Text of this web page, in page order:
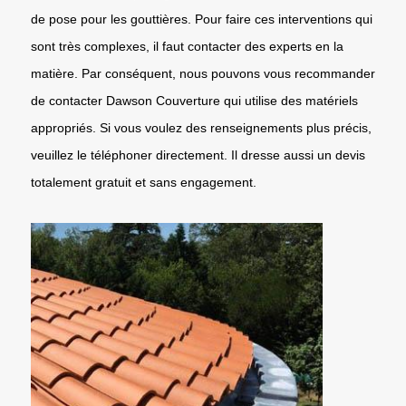
de pose pour les gouttières. Pour faire ces interventions qui
sont très complexes, il faut contacter des experts en la
matière. Par conséquent, nous pouvons vous recommander
de contacter Dawson Couverture qui utilise des matériels
appropriés. Si vous voulez des renseignements plus précis,
veuillez le téléphoner directement. Il dresse aussi un devis
totalement gratuit et sans engagement.